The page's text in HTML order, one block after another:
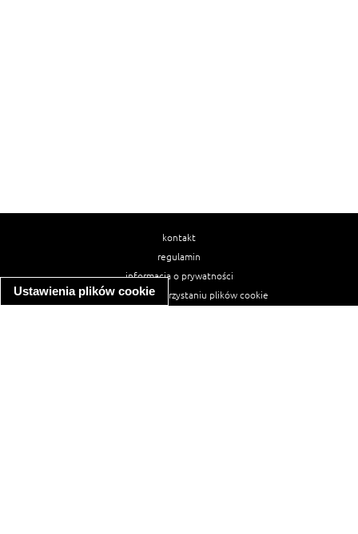
Ustawienia plików cookie
kontakt
regulamin
informacja o prywatności
informacja o wykorzystaniu plików cookie